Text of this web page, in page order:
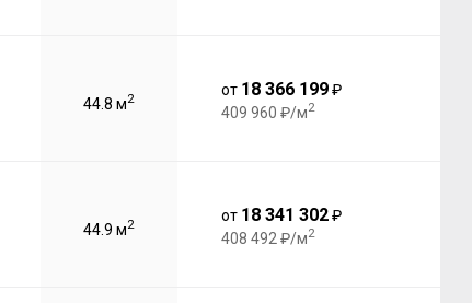
44.8 м2
от 18 366 199₽
409 960 ₽/м2
44.9 м2
от 18 341 302₽
408 492 ₽/м2